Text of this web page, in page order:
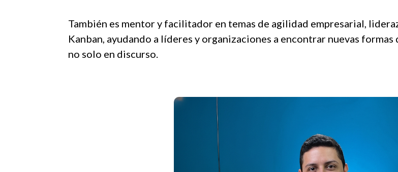
También es mentor y facilitador en temas de agilidad empresarial,
Kanban, ayudando a líderes y organizaciones a encontrar nuevas
no solo en discurso.